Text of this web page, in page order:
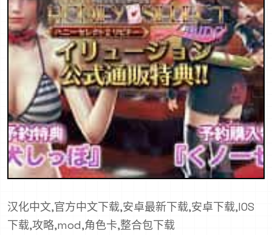
汉化中文,官方中文下载,安卓最新下载,安卓下载,IOS
下载,攻略,mod,角色卡,整合包下载